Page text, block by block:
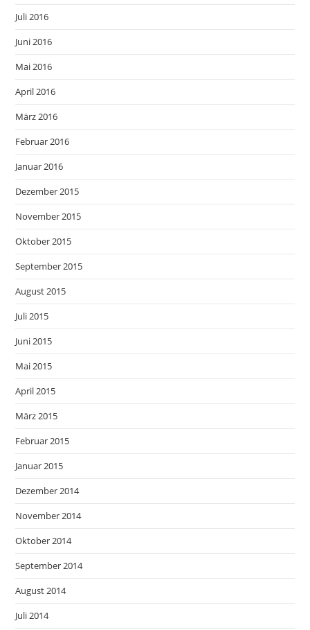
Juli 2016
Juni 2016
Mai 2016
April 2016
März 2016
Februar 2016
Januar 2016
Dezember 2015
November 2015
Oktober 2015
September 2015
August 2015
Juli 2015
Juni 2015
Mai 2015
April 2015
März 2015
Februar 2015
Januar 2015
Dezember 2014
November 2014
Oktober 2014
September 2014
August 2014
Juli 2014